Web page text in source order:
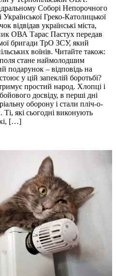
Соборі Непорочного
Греко-Католицької
відвідав українські міста,
ОВА Тарас Пастух передав
бригади ТрО ЗСУ, який
воїнів. Читайте також:
стане наймолодшим
подарунок – відповідь на
у цій запеклій боротьбі?
простий народ. Хлопці і
досвіду, в перші дні
оборону і стали пліч-о-
які сьогодні виконують
[…]